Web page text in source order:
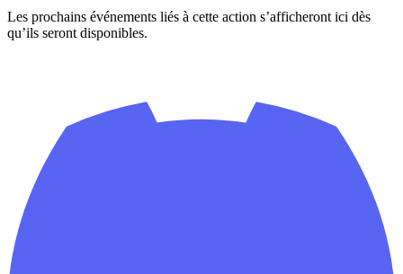
Les prochains événements liés à cette action s’afficheront ici dès
qu’ils seront disponibles.